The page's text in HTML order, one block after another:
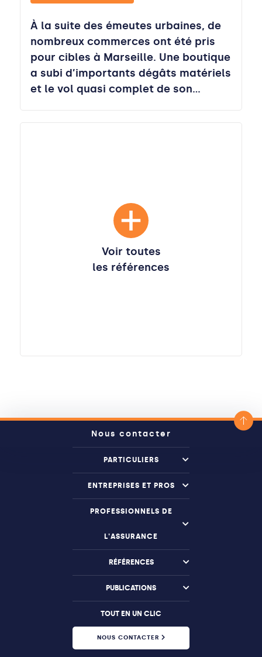
À la suite des émeutes urbaines, de
nombreux commerces ont été pris
pour cibles à Marseille. Une boutique
a subi d’importants dégâts matériels
et le vol quasi complet de son…
Voir toutes
les références
Nous contacter
PARTICULIERS
ENTREPRISES ET PROS
PROFESSIONNELS DE
L'ASSURANCE
RÉFÉRENCES
PUBLICATIONS
TOUT EN UN CLIC
NOUS CONTACTER